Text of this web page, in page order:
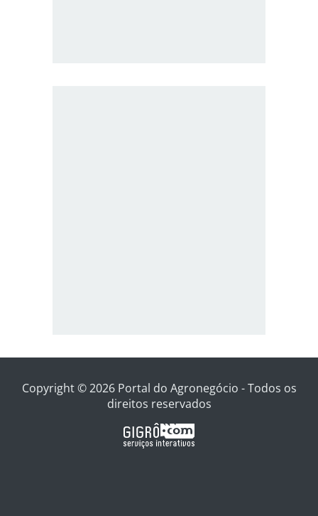
Copyright © 2026 Portal do Agronegócio - Todos os
direitos reservados